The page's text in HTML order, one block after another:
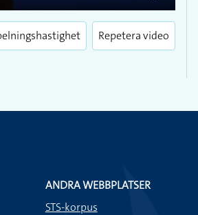
Enter
fullscreen
Repetera video
ANDRA WEBBPLATSER
STS-korpus